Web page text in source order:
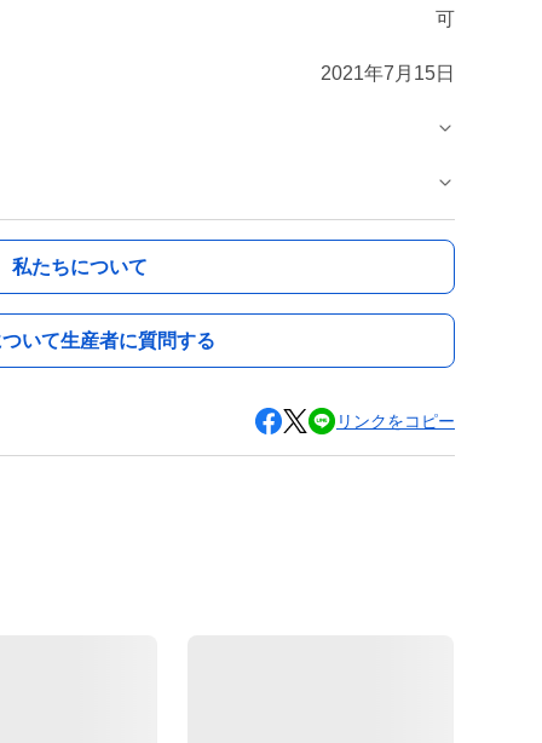
可
2021年7月15日
私たちについて
いて生産者に質問する
リンクをコピー